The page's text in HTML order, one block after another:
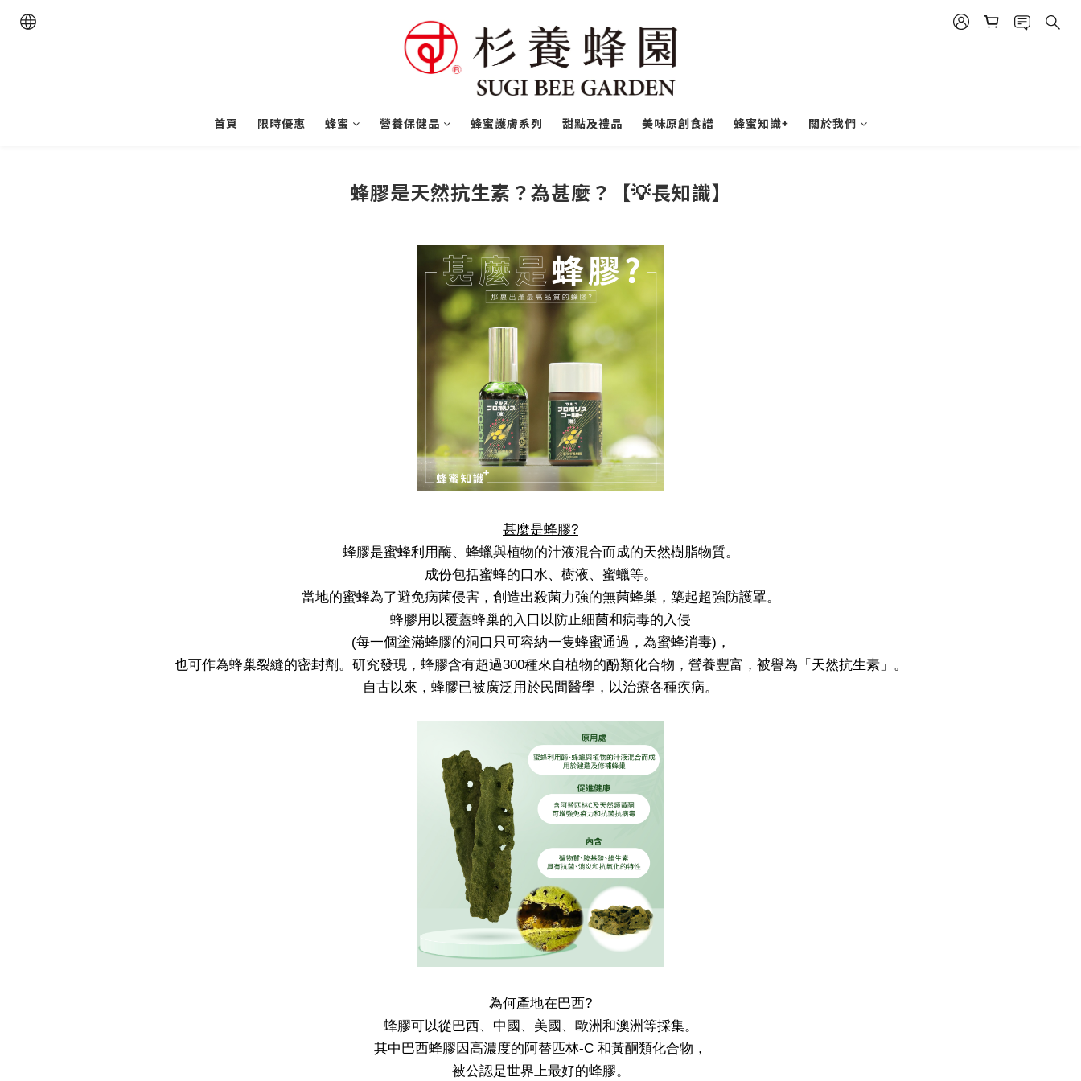
首頁 限時優惠 蜂蜜 營養保健品 蜂蜜護膚系列 甜點及禮品 美味原創食譜 蜂蜜知識+ 關於我們
蜂膠是天然抗生素？為甚麼？【💡長知識】
甚麼是蜂膠?
蜂膠是蜜蜂利用酶、蜂蠟與植物的汁液混合而成的天然樹脂物質。
成份包括蜜蜂的口水、樹液、蜜蠟等。
當地的蜜蜂為了避免病菌侵害，創造出殺菌力強的無菌蜂巢，築起超強防護罩。
蜂膠用以覆蓋蜂巢的入口以防止細菌和病毒的入侵
(每一個塗滿蜂膠的洞口只可容納一隻蜂蜜通過，為蜜蜂消毒)，
也可作為蜂巢裂縫的密封劑。研究發現，蜂膠含有超過300種來自植物的酚類化合物，營養豐富，被譽為「天然抗生素」。
自古以來，蜂膠已被廣泛用於民間醫學，以治療各種疾病。
為何產地在巴西?
蜂膠可以從巴西、中國、美國、歐洲和澳洲等採集。
其中巴西蜂膠因高濃度的阿替匹林-C 和黃酮類化合物，
被公認是世界上最好的蜂膠。